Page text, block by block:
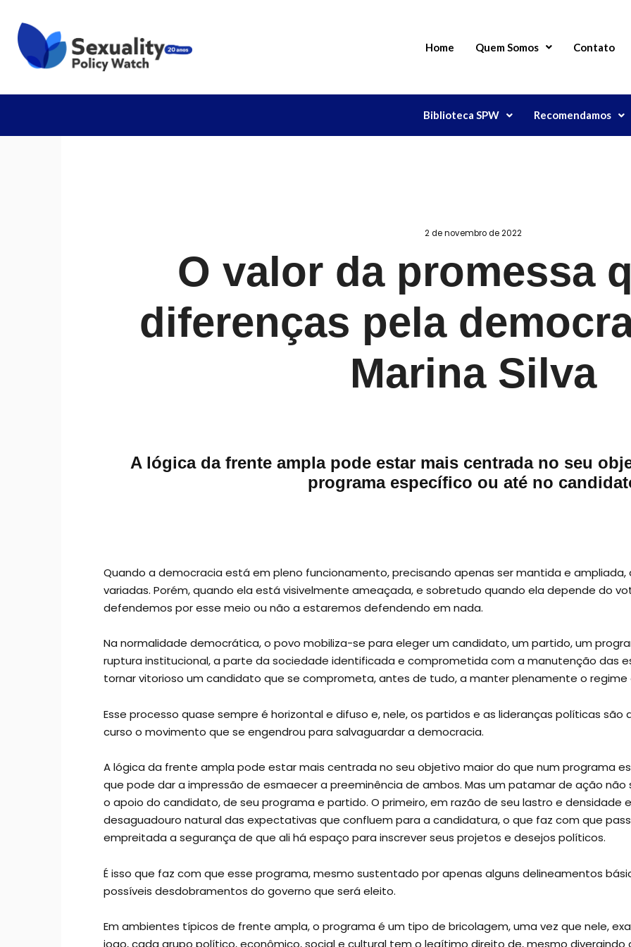
Home Quem Somos Contato
Biblioteca SPW Recomendamos
2 de novembro de 2022
O valor da promessa
diferenças pela
Marina Silva
A lógica da frente ampla pode estar mais centrada no seu
programa específico ou até no
Quando a democracia está em pleno funcionamento, precisando apenas ser mantida e
variadas. Porém, quando ela está visivelmente ameaçada, e sobretudo quando ela depende do
defendemos por esse meio ou não a estaremos defendendo em nada.
Na normalidade democrática, o povo mobiliza-se para eleger um candidato, um partido, um
ruptura institucional, a parte da sociedade identificada e comprometida com a manutenção das
tornar vitorioso um candidato que se comprometa, antes de tudo, a manter plenamente o
Esse processo quase sempre é horizontal e difuso e, nele, os partidos e as lideranças políticas
curso o movimento que se engendrou para salvaguardar a democracia.
A lógica da frente ampla pode estar mais centrada no seu objetivo maior do que num programa
que pode dar a impressão de esmaecer a preeminência de ambos. Mas um patamar de ação
o apoio do candidato, de seu programa e partido. O primeiro, em razão de seu lastro e densidade
desaguadouro natural das expectativas que confluem para a candidatura, o que faz com que
empreitada a segurança de que ali há espaço para inscrever seus projetos e desejos políticos.
É isso que faz com que esse programa, mesmo sustentado por apenas alguns delineamentos
possíveis desdobramentos do governo que será eleito.
Em ambientes típicos de frente ampla, o programa é um tipo de bricolagem, uma vez que nele,